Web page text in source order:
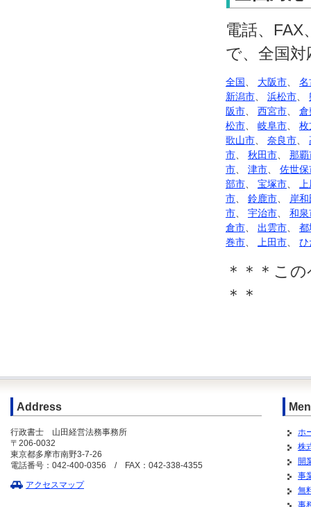
電話、
で、全国
全国、 大阪市、 名
新潟市、 浜松市、
阪市、 西宮市、 倉
松市、 岐阜市、 枚
歌山市、 奈良市、
市、 秋田市、 那覇
市、 津市、 佐世保
部市、 宝塚市、 上
市、 鈴鹿市、 岸
市、 宇治市、 和泉
倉市、 出雲市、 都
巻市、 上田市、 ひ
＊＊＊こ
＊＊
Address
行政書士 山田経営法務事務所
〒206-0032
東京都多摩市南野3-7-26
電話番号：042-400-0356 / FAX：042-338-4355
アクセスマップ
ホ
株
開
事
無
事